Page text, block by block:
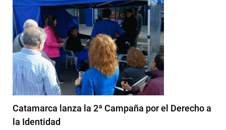
Catamarca lanza la 2ª Campaña por el Derecho a
la Identidad